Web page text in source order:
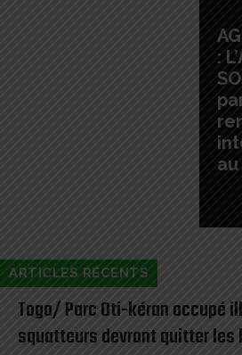
:
ARTICLES RÉCENTS
Togo/ Parc Oti-kéran occupé
squatteurs devront quitter les